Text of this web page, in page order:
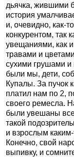
дьячка, жившими
история
и, очевидно, как-
конкурентом, так
увещаниями, как
травами и
сухими грушами
были мы, дети,
Купалы. За пучок
платил нам по 2,
своего ремесла.
были увешаны
такой
и взрослым
Конечно, свой
выпивку, и